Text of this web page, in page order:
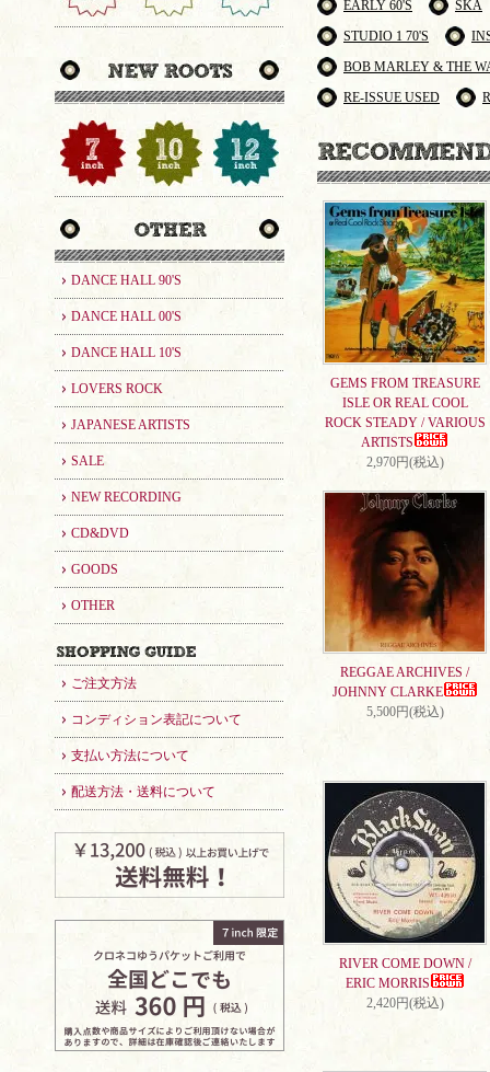
DANCE HALL 90'S
DANCE HALL 00'S
DANCE HALL 10'S
LOVERS ROCK
JAPANESE ARTISTS
SALE
NEW RECORDING
CD&DVD
GOODS
OTHER
ご注文方法
コンディション表記について
支払い方法について
配送方法・送料について
EARLY 60'S
SKA
STUDIO 1 70'S
BOB MARLEY & THE
RE-ISSUE USED
GEMS FROM TREASURE
ISLE OR REAL COOL
ROCK STEADY / VARIOUS
ARTISTS
2,970円(税込)
REGGAE ARCHIVES /
JOHNNY CLARKE
5,500円(税込)
RIVER COME DOWN /
ERIC MORRIS
2,420円(税込)